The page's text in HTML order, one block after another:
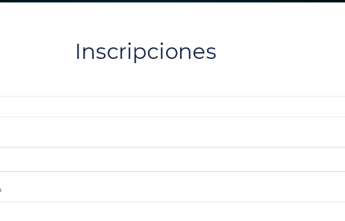
Inscripciones